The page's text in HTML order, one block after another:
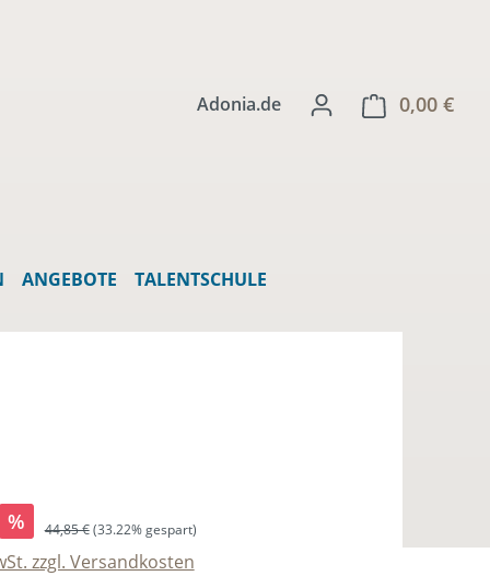
Adonia.de 0,00 €
ANGEBOTE TALENTSCHULE
% 44,85 €(33.22% gespart)
zzgl. Versandkosten